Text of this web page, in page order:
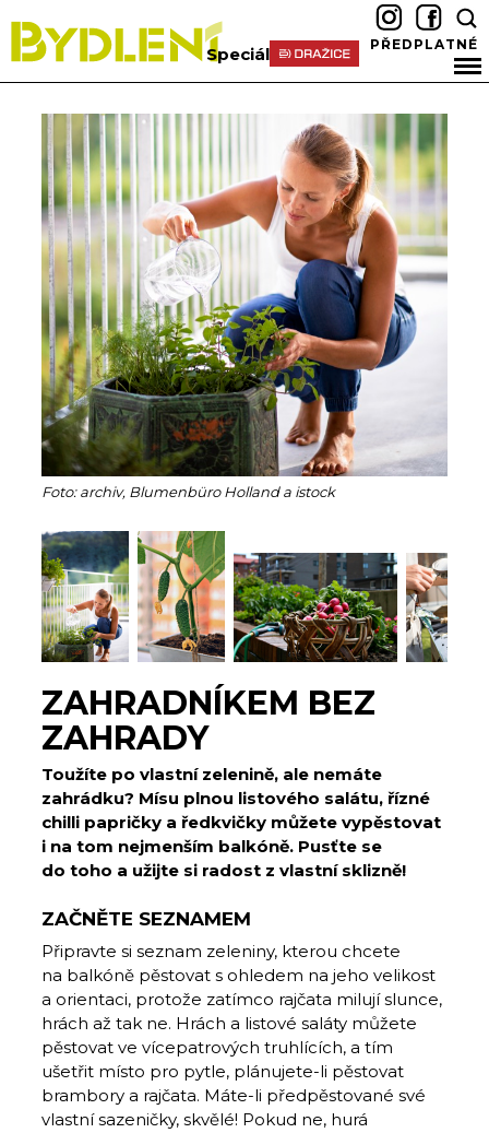
Speciál PŘEDPLATNÉ
Foto: archiv, Blumenbüro Holland a istock
ZAHRADNÍKEM BEZ
ZAHRADY
Toužíte po vlastní zelenině, ale nemáte
zahrádku? Mísu plnou listového salátu, řízné
chilli papričky a ředkvičky můžete vypěstovat
i na tom nejmenším balkóně. Pusťte se
do toho a užijte si radost z vlastní sklizně!
ZAČNĚTE SEZNAMEM
Připravte si seznam zeleniny, kterou chcete
na balkóně pěstovat s ohledem na jeho velikost
a orientaci, protože zatímco rajčata milují slunce,
hrách až tak ne. Hrách a listové saláty můžete
pěstovat ve vícepatrových truhlících, a tím
ušetřit místo pro pytle, plánujete-li pěstovat
brambory a rajčata. Máte-li předpěstované své
vlastní sazeničky, skvělé! Pokud ne, hurá